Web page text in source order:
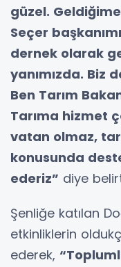
güzel.
Seçer
dernek olarak
yanımızda. Biz
Ben Tarım
Tarıma hizmet
vatan olmaz,
konusunda
ederiz” diye
Şenliğe katılan
etkinliklerin
ederek,